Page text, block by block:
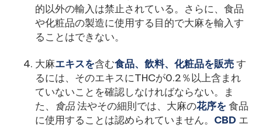
的以外の輸入は禁止されている。さらに、食品
や化粧品の製造に使用する目的で大麻を輸入す
ることはできない。
大麻エキスを含む食品、飲料、化粧品を販売す
るには、そのエキスにTHCが0.2％以上含まれ
ていないことを確認しなければならない。ま
た、 食品法やその細則では、大麻の花序を 食品
に使用することは認められていません。 CBD エ